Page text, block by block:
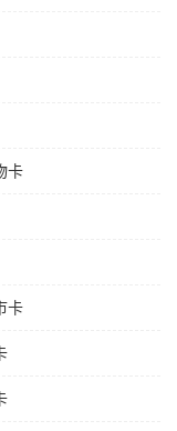
卡
卡